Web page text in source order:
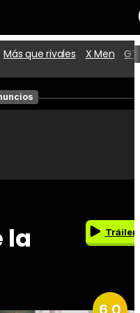
Películas
Más que rivales X Men
la Tráiler
6,0